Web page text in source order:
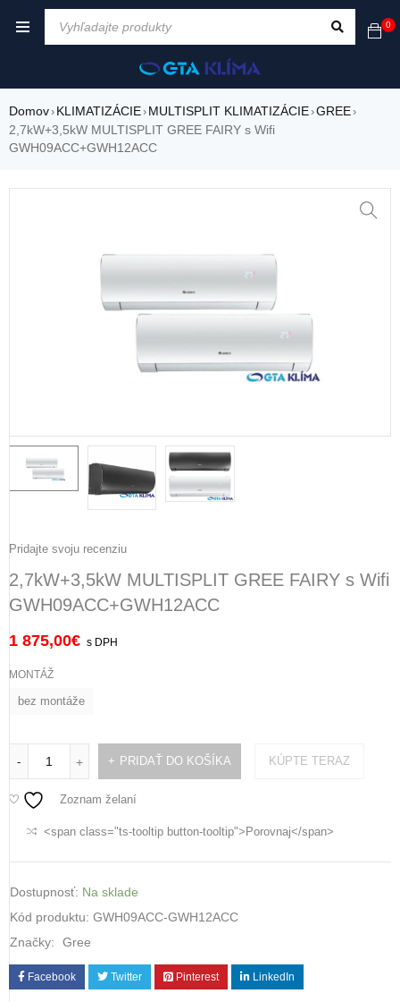
0
Domov› KLIMATIZÁCIE› MULTISPLIT KLIMATIZÁCIE›GREE›
2,7kW+3,5kW MULTISPLIT GREE FAIRY s Wifi
GWH09ACC+GWH12ACC
Pridajte svoju recenziu
2,7kW+3,5kW MULTISPLIT GREE FAIRY s Wifi
GWH09ACC+GWH12ACC
1 875,00€ s DPH
MONTÁŽ
bez montáže
- + PRIDAŤ DO KOŠÍKA KÚPTE TERAZ
Zoznam želaní
<span class="ts-tooltip button-tooltip">Porovnaj</span>
Dostupnosť: Na sklade
Kód produktu: GWH09ACC-GWH12ACC
Značky:
Gree
Facebook Twitter Pinterest LinkedIn